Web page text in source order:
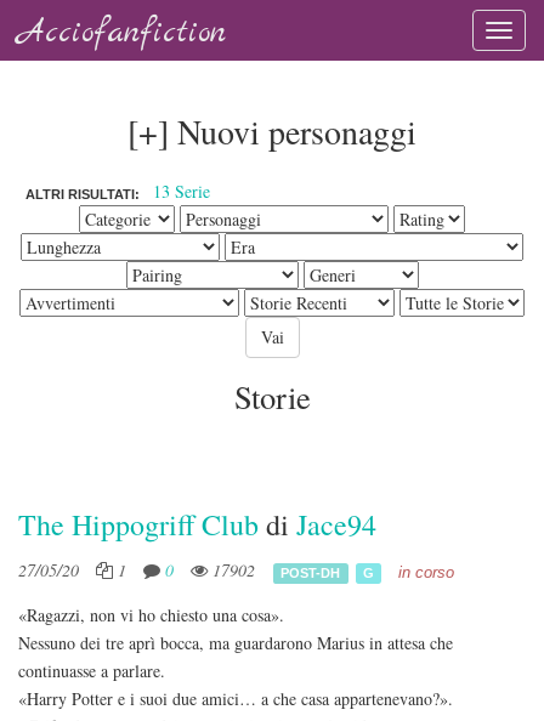
Acciofanfiction
[+] Nuovi personaggi
ALTRI RISULTATI: 13 Serie
Storie
The Hippogriff Clubdi Jace94
27/05/20 1 0 17902 POST-DH G in corso
«Ragazzi, non vi ho chiesto una cosa».
Nessuno dei tre aprì bocca, ma guardarono Marius in attesa che
continuasse a parlare.
«Harry Potter e i suoi due amici… a che casa appartenevano?».